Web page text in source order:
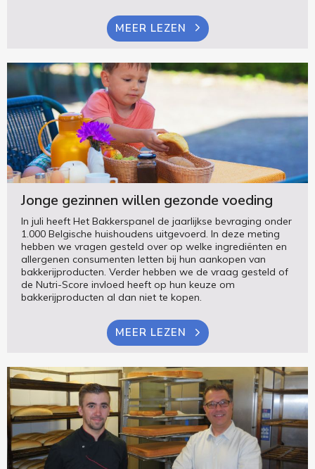
MEER LEZEN
Jonge gezinnen willen gezonde voeding
In juli heeft Het Bakkerspanel de jaarlijkse bevraging onder
1.000 Belgische huishoudens uitgevoerd. In deze meting
hebben we vragen gesteld over op welke ingrediënten en
allergenen consumenten letten bij hun aankopen van
bakkerijproducten. Verder hebben we de vraag gesteld of
de Nutri-Score invloed heeft op hun keuze om
bakkerijproducten al dan niet te kopen.
MEER LEZEN